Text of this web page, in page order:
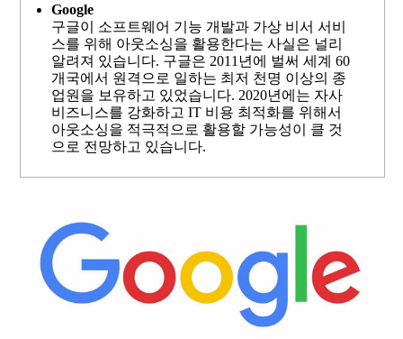
Google
구글이 소프트웨어 기능 개발과 가상 비서 서비
스를 위해 아웃소싱을 활용한다는 사실은 널리
알려져 있습니다. 구글은 2011년에 벌써 세계 60
개국에서 원격으로 일하는 최저 천명 이상의 종
업원을 보유하고 있었습니다. 2020년에는 자사
비즈니스를 강화하고 IT 비용 최적화를 위해서
아웃소싱을 적극적으로 활용할 가능성이 클 것
으로 전망하고 있습니다.